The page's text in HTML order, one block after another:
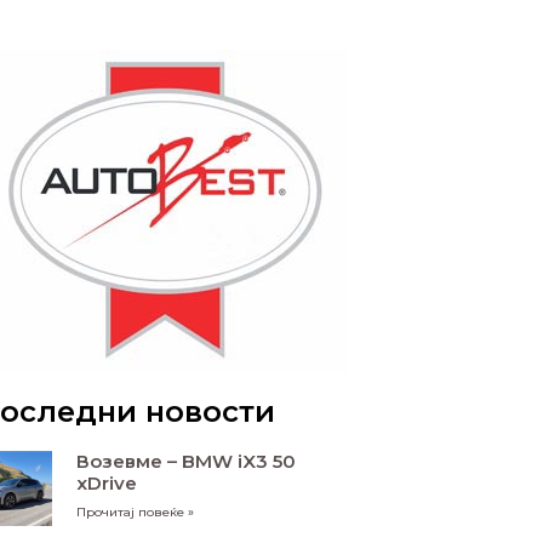
новости
Возевме – BMW iX3 50
xDrive
Прочитај повеќе »